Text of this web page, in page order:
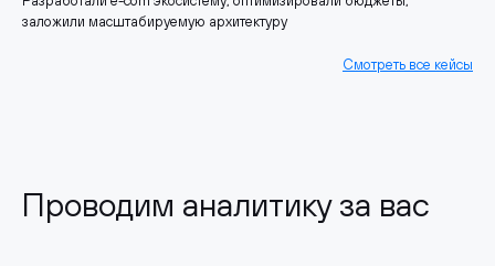
заложили масштабируемую архитектуру
Смотреть все кейсы
Проводим аналитику за вас